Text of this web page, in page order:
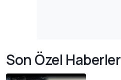
Son Özel Haberler